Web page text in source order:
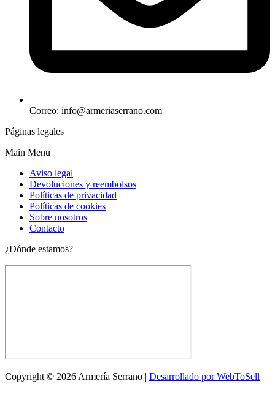
Correo: info@armeriaserrano.com
Páginas legales
Main Menu
Aviso legal
Devoluciones y reembolsos
Políticas de privacidad
Políticas de cookies
Sobre nosotros
Contacto
¿Dónde estamos?
Copyright © 2026 Armería Serrano | Desarrollado por WebToSell